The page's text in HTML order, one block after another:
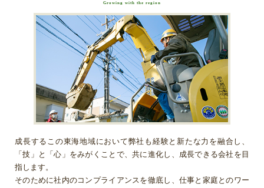
Growing with the region
成長するこの東海地域において弊社も経験と新たな力を融合し、
「技」と「心」をみがくことで、共に進化し、成長できる会社を目
指します。
そのために社内のコンプライアンスを徹底し、仕事と家庭とのワー